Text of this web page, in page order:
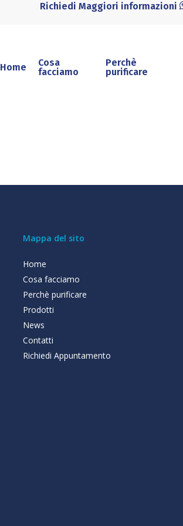
Richiedi Maggiori informazioni
Home
Cosa
facciamo
Perchè
purificare
Mappa del sito
Home
Cosa facciamo
Perchè purificare
Prodotti
News
Contatti
Richiedi Appuntamento